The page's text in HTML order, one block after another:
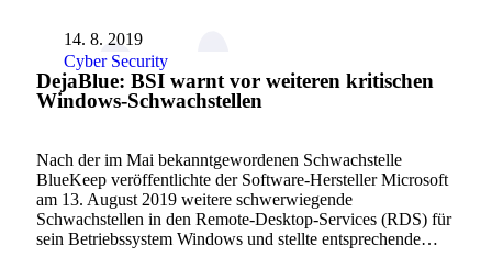
14. 8. 2019
Cyber Security
DejaBlue: BSI warnt vor weiteren kritischen
Windows-Schwachstellen
Nach der im Mai bekanntgewordenen Schwachstelle
BlueKeep veröffentlichte der Software-Hersteller Microsoft
am 13. August 2019 weitere schwerwiegende
Schwachstellen in den Remote-Desktop-Services (RDS) für
sein Betriebssystem Windows und stellte entsprechende…